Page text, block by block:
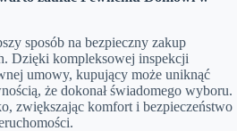
sposób na bezpieczny zakup
Dzięki kompleksowej inspekcji
umowy, kupujący może uniknąć
że dokonał świadomego wyboru.
zwiększając komfort i bezpieczeństwo